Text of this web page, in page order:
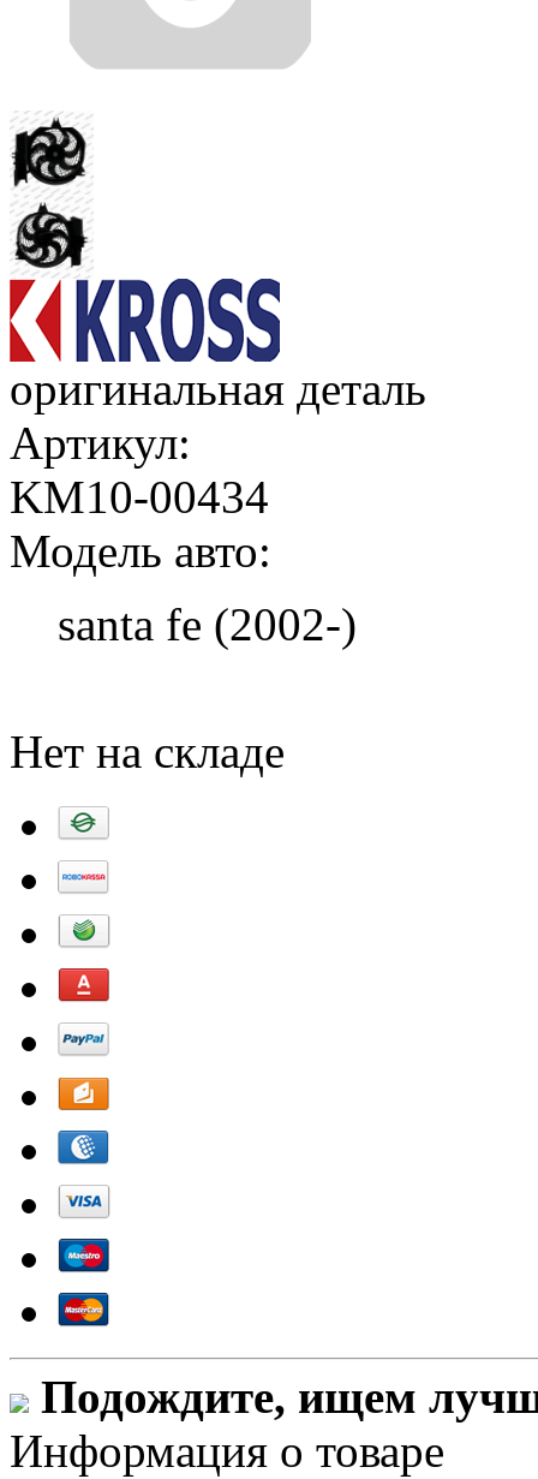
оригинальная деталь
Артикул:
KM10-00434
Модель авто:
santa fe (2002-)
Нет на складе
Подождите, ищем
Информация о товаре